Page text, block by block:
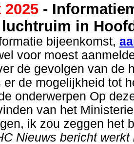
2025 -
in
bijeenkomst,
voor moest
de gevolgen van de
er de mogelijkheid tot
onderwerpen Op
van het
ik zou zeggen het
Nieuws bericht werkt